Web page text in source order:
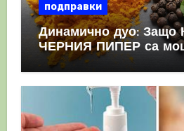
подправки
Динамично дуо: Защо
ЧЕРНИЯ ПИПЕР са
комбинация